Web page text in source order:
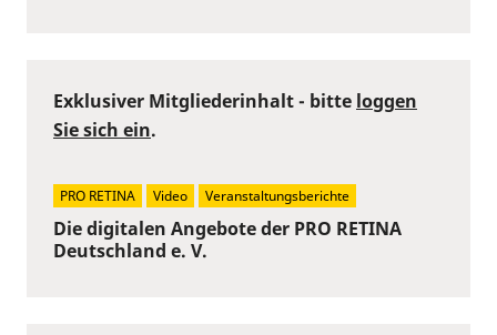
Die digitalen Angebote der PRO RETINA
Deutschland e. V.
Exklusiver Mitgliederinhalt - bitte loggen
Sie sich ein.
PRO RETINA Video Veranstaltungsberichte